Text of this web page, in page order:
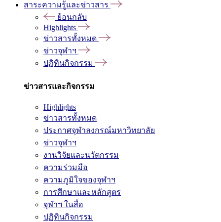
สาระความรู้และข่าวสาร
ย้อนกลับ
Highlights
ข่าวสารทั้งหมด
ข่าวจุฬาฯ
ปฏิทินกิจกรรม
ข่าวสารและกิจกรรม
Highlights
ข่าวสารทั้งหมด
ประกาศจุฬาลงกรณ์มหาวิทยาลัย
ข่าวจุฬาฯ
งานวิจัยและนวัตกรรม
ความร่วมมือ
ความภูมิใจของจุฬาฯ
การศึกษาและหลักสูตร
จุฬาฯ ในสื่อ
ปฏิทินกิจกรรม